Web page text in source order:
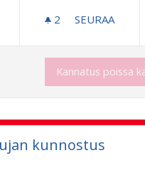
2 2 SEURAAJAA
SEURAA
Kannatus poissa
kunnostus